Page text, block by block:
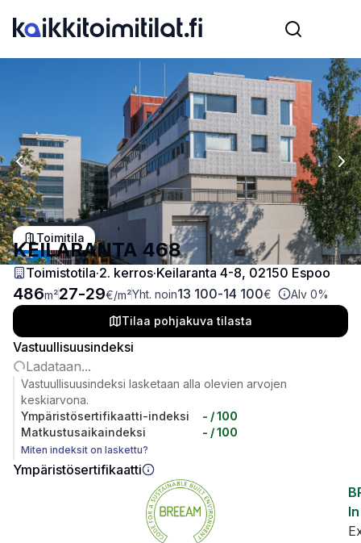
Previous slide
Toimitila
KEILARANTA 468
Toimistotila·2. kerros·Keilaranta 4-8, 02150 Espoo
486m²27-29€/m²Yht. noin13 100-14 100€
Alv 0%
Tilaa pohjakuva tilasta
Vastuullisuusindeksi
Ladataan...
Vastuullisuusindeksi lasketaan alla olevien arvojen
keskiarvona.
Ympäristösertifikaatti-indeksi
- / 100
Matkustusaikaindeksi
- / 100
Miten indeksit on laskettu?
Ympäristösertifikaatti